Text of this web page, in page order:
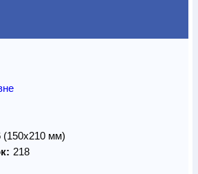
(150х210 мм)
218